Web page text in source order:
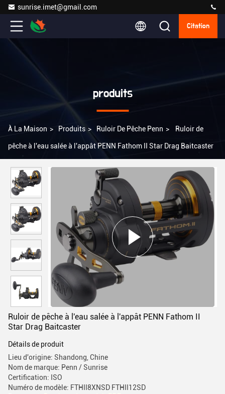
sunrise.imet@gmail.com
Citation
produits
À La Maison > Produits > Ruloir De Pêche Penn > Ruloir de
pêche à l'eau salée à l'appât PENN Fathom II Star Drag Baitcaster
Ruloir de pêche à l'eau salée à l'appât PENN Fathom II
Star Drag Baitcaster
Détails de produit
Lieu d'origine: Shandong, Chine
Nom de marque: Penn / Sunrise
Certification: ISO
Numéro de modèle: FTHII8XNSD FTHII12SD